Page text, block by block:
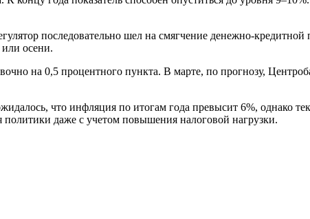
последовательно шел на смягчение денежно-кредитной
осени.
на 0,5 процентного пункта. В марте, по прогнозу,
что инфляция по итогам года превысит 6%, однако
политики даже с учетом повышения налоговой нагрузки.